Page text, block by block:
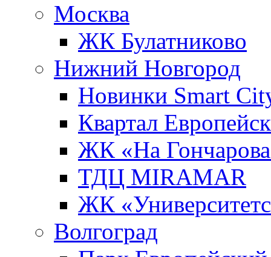
Москва
ЖК Булатниково
Нижний Новгород
Новинки Smart
Квартал
ЖК «На
ТДЦ MIRAMAR
ЖК
Волгоград